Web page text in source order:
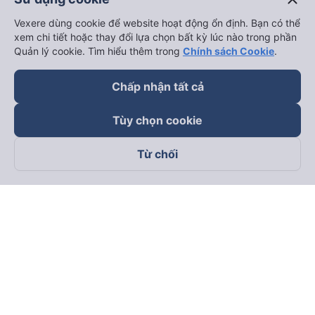
Theo dõi chúng tôi trên
Vexere dùng cookie để website hoạt động ổn định. Bạn có thể
xem chi tiết hoặc thay đổi lựa chọn bất kỳ lúc nào trong phần
Quản lý cookie. Tìm hiểu thêm trong Chính sách Cookie.
Chấp nhận tất cả
Tùy chọn cookie
Từ chối